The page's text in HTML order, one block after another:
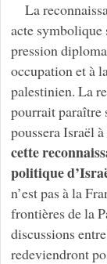
La
acte symbolique
pression
occupation et à
palestinien. La
pourrait paraître
poussera Israël
cette
politique
n’est pas à la
frontières de la
discussions
redeviendront